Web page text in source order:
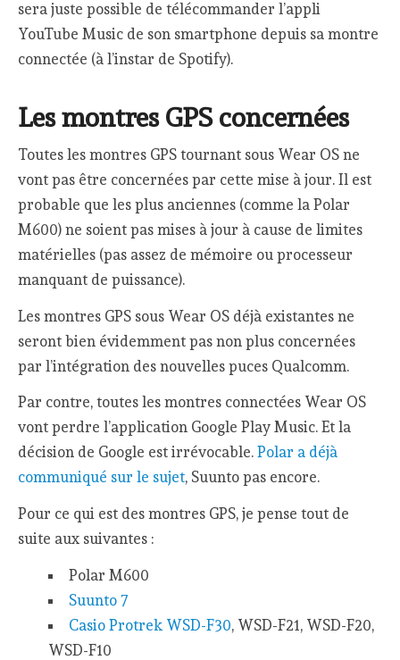
sera juste possible de télécommander l’appli
YouTube Music de son smartphone depuis sa montre
connectée (à l’instar de Spotify).
Les montres GPS concernées
Toutes les montres GPS tournant sous Wear OS ne
vont pas être concernées par cette mise à jour. Il est
probable que les plus anciennes (comme la Polar
M600) ne soient pas mises à jour à cause de limites
matérielles (pas assez de mémoire ou processeur
manquant de puissance).
Les montres GPS sous Wear OS déjà existantes ne
seront bien évidemment pas non plus concernées
par l’intégration des nouvelles puces Qualcomm.
Par contre, toutes les montres connectées Wear OS
vont perdre l’application Google Play Music. Et la
décision de Google est irrévocable.Polar a déjà
communiqué sur le sujet, Suunto pas encore.
Pour ce qui est des montres GPS, je pense tout de
suite aux suivantes :
Polar M600
Suunto 7
Casio Protrek WSD-F30, WSD-F21, WSD-F20,
WSD-F10